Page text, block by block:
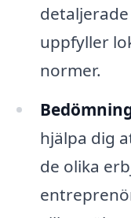
uppfyller
normer.
hjälpa dig
de olika